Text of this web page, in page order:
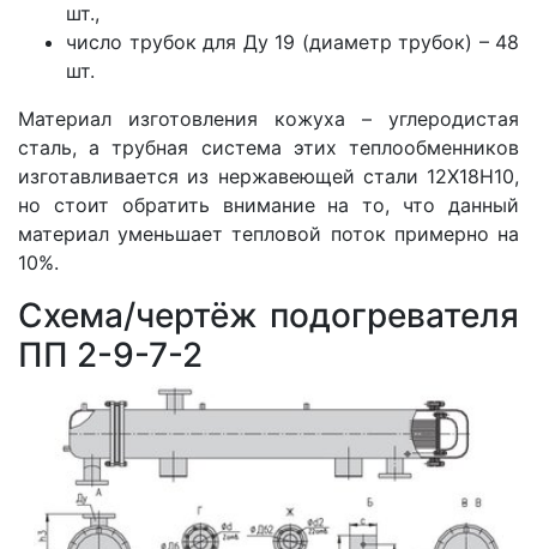
шт.,
число трубок для Ду 19 (диаметр трубок) – 48
шт.
Материал изготовления кожуха – углеродистая
сталь, а трубная система этих теплообменников
изготавливается из нержавеющей стали 12Х18Н10,
но стоит обратить внимание на то, что данный
материал уменьшает тепловой поток примерно на
10%.
Схема/чертёж подогревателя
ПП 2-9-7-2